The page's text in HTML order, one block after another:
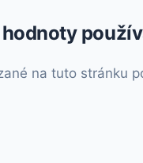
na tuto stránku